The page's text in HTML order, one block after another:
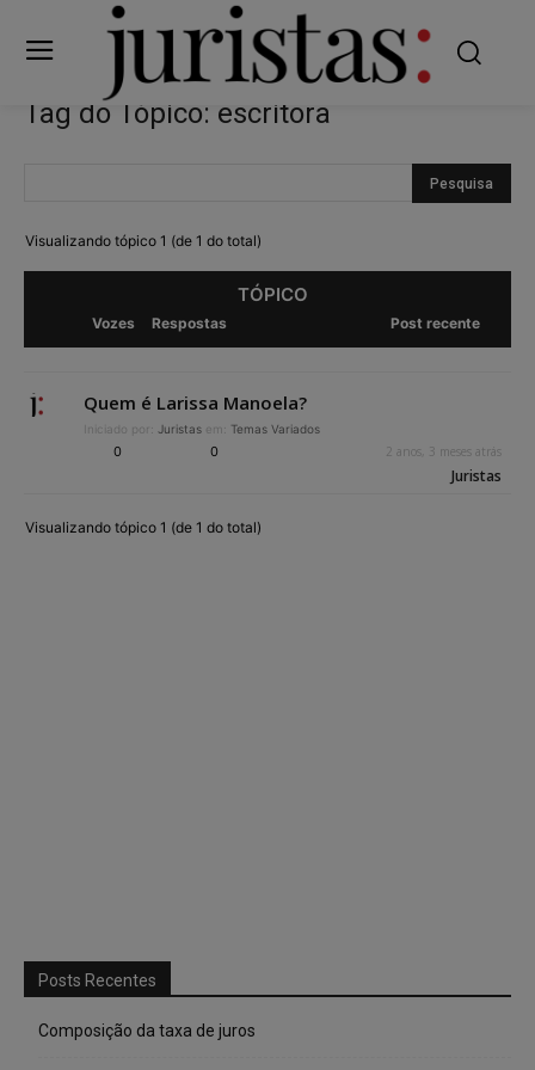
Tag do Tópico: escritora
Visualizando tópico 1 (de 1 do total)
TÓPICO
Vozes Respostas Post recente
Quem é Larissa Manoela?
Iniciado por: Juristas em: Temas Variados
0 0 2 anos, 3 meses atrás
Juristas
Visualizando tópico 1 (de 1 do total)
Posts Recentes
Composição da taxa de juros